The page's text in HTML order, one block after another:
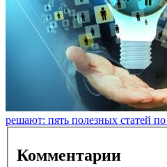
решают: пять полезных статей
Комментарии